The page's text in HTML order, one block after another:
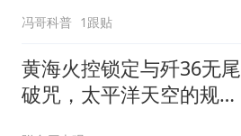
冯哥科普 1跟贴
黄海火控锁定与歼36无尾
破咒，太平洋天空的规矩